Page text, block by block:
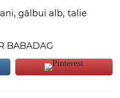
gălbui alb, talie
BABADAG